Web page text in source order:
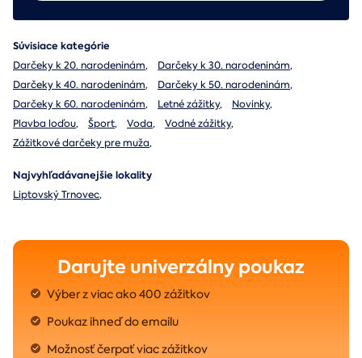
Súvisiace kategórie
Darčeky k 20. narodeninám, Darčeky k 30. narodeninám,
Darčeky k 40. narodeninám, Darčeky k 50. narodeninám,
Darčeky k 60. narodeninám, Letné zážitky, Novinky,
Plavba loďou, Šport, Voda, Vodné zážitky,
Zážitkové darčeky pre muža,
Najvyhľadávanejšie lokality
Liptovský Trnovec,
Darujte univerzálny poukaz
Výber z viac ako 400 zážitkov
Poukaz ihneď do emailu
Možnosť čerpať viac zážitkov